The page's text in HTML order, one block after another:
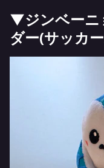
▼ジンベーニ
ダー(サッカ